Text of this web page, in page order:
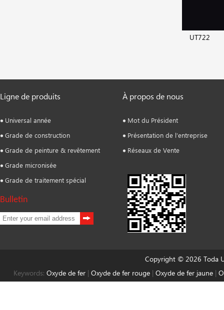
UT722
Ligne de produits
Universal année
Grade de construction
Grade de peinture & revêtement
Grade micronisée
Grade de traitement spécial
Bulletin
À propos de nous
Mot du Président
Présentation de l’entreprise
Réseaux de Vente
Copyright © 2026 Toda
Keywords:Oxyde de fer |Oxyde de fer rouge |Oxyde de fer jaune |